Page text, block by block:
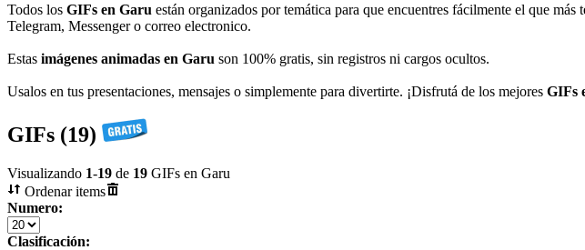
Todos los GIFs en Garu están organizados por temática para que encuentres fácilmente el que
Telegram, Messenger o correo electronico.
Estas imágenes animadas en Garu son 100% gratis, sin registros ni cargos ocultos.
Usalos en tus presentaciones, mensajes o simplemente para divertirte. ¡Disfrutá de los mejores GIFs
GIFs (19)
Visualizando 1-19 de 19 GIFs en Garu
Ordenar items
Numero:
Clasificación: